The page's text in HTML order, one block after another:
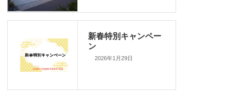
新春特別キャンペー
ン
2026年1月29日